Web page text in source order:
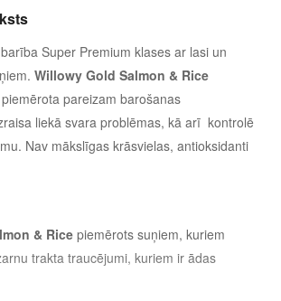
Super Premium klases ar lasi un
Willowy Gold Salmon & Rice
pareizam barošanas
liekā svara problēmas, kā arī kontrolē
Nav mākslīgas krāsvielas, antioksidanti
& Rice piemērots suņiem, kuriem
trakta traucējumi, kuriem ir ādas